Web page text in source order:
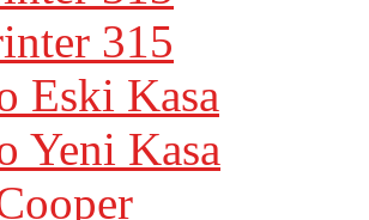
315
Eski Kasa
Yeni Kasa